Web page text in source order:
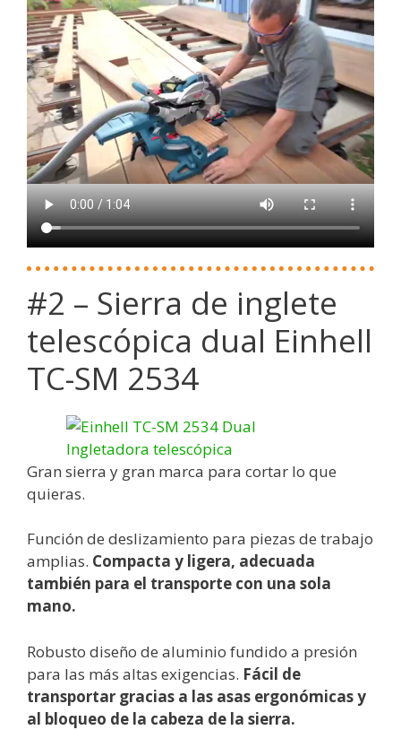
#2 – Sierra de inglete
telescópica dual Einhell
TC-SM 2534
Gran sierra y gran marca para cortar lo que
quieras.
Función de deslizamiento para piezas de trabajo
amplias. Compacta y ligera, adecuada
también para el transporte con una sola
mano.
Robusto diseño de aluminio fundido a presión
para las más altas exigencias. Fácil de
transportar gracias a las asas ergonómicas y
al bloqueo de la cabeza de la sierra.